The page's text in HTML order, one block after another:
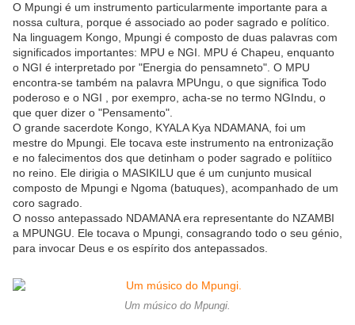
O Mpungi é um instrumento particularmente importante para a
nossa cultura, porque é associado ao poder sagrado e político.
Na linguagem Kongo, Mpungi é composto de duas palavras com
significados importantes: MPU e NGI. MPU é Chapeu, enquanto
o NGI é interpretado por "Energia do pensamneto". O MPU
encontra-se também na palavra MPUngu, o que significa Todo
poderoso e o NGI , por exempro, acha-se no termo NGIndu, o
que quer dizer o "Pensamento".
O grande sacerdote Kongo, KYALA Kya NDAMANA, foi um
mestre do Mpungi. Ele tocava este instrumento na entronização
e no falecimentos dos que detinham o poder sagrado e polítiico
no reino. Ele dirigia o MASIKILU que é um cunjunto musical
composto de Mpungi e Ngoma (batuques), acompanhado de um
coro sagrado.
O nosso antepassado NDAMANA era representante do NZAMBI
a MPUNGU. Ele tocava o Mpungi, consagrando todo o seu génio,
para invocar Deus e os espírito dos antepassados.
Um músico do Mpungi.